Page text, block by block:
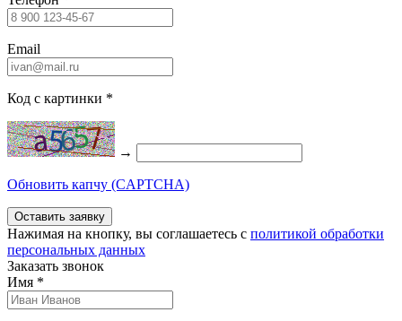
Email
Код с картинки *
→
Обновить капчу (CAPTCHA)
Нажимая на кнопку, вы соглашаетесь c политикой обработки
персональных данных
Заказать звонок
Имя *